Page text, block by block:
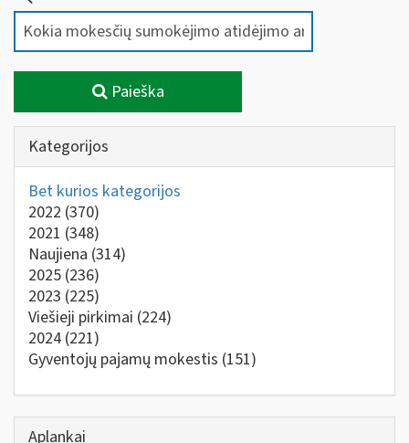
Paieška
Kategorijos
Bet kurios kategorijos
2022 (370)
2021 (348)
Naujiena (314)
2025 (236)
2023 (225)
Viešieji pirkimai (224)
2024 (221)
Gyventojų pajamų mokestis (151)
Aplankai